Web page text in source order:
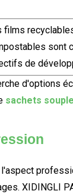
films
sont
de
d'options
sachets
XIDINGLI